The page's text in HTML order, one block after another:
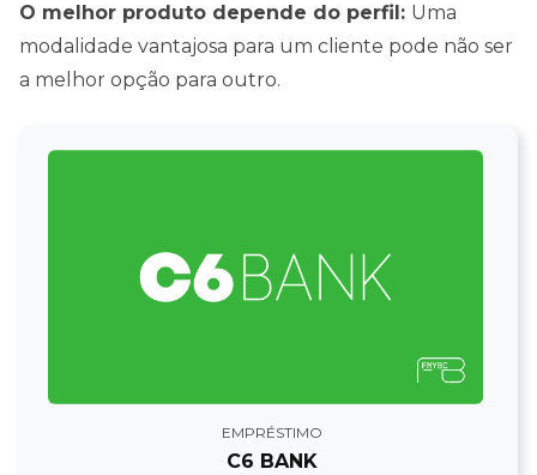
O melhor produto depende do perfil: Uma
modalidade vantajosa para um cliente pode não ser
a melhor opção para outro.
EMPRÉSTIMO
C6 BANK